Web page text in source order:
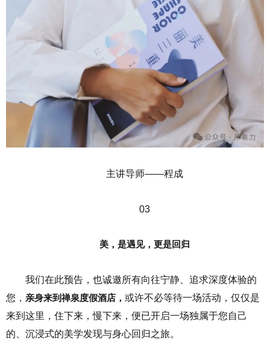
主讲导师——程成
03
美，是遇见，更是回归
我们在此预告，也诚邀所有向往宁静、追求深度体验的
您， 亲身来到禅泉度假酒店， 或许不必等待一场活动，仅仅是
来到这里，住下来，慢下来，便已开启一场独属于您自己
的、沉浸式的美学发现与身心回归之旅。